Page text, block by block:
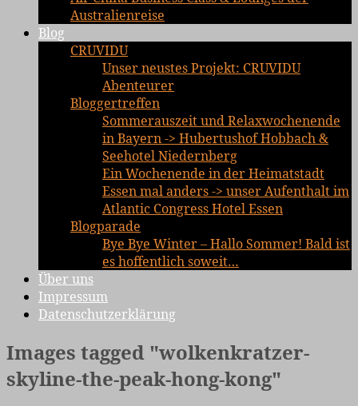
Australienreise
Blog
CRUVIDU
Unser neustes Projekt: CRUVIDU
Abenteurer
Bloggertreffen
Sommerauszeit und Relaxwochenende
in Bayern -> Hubertushof Hobbach &
Seehotel Niedernberg
Ein Wochenende in der Heimatstadt
Essen mal anders -> unser Aufenthalt im
Atlantic Congress Hotel Essen
Blogparade
Bye Bye Winter – Hallo Sommer! Bald ist
es hoffentlich soweit…
Über uns
Impressum
Datenschutzerklärung
Images tagged "wolkenkratzer-
skyline-the-peak-hong-kong"